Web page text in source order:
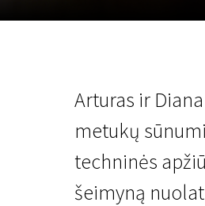
Arturas ir
metukų
techninės
šeimyną